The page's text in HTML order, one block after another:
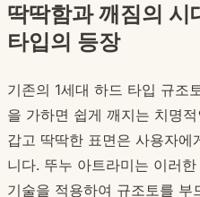
딱딱함과 깨짐의 시
타입의 등장
기존의 1세대 하드 타입 규조
을 가하면 쉽게 깨지는 치명
갑고 딱딱한 표면은 사용자
니다. 뚜누 아트라미는 이러
기술을 적용하여 규조토를